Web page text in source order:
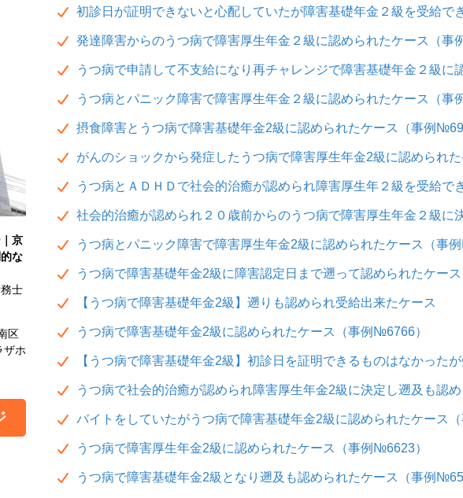
京
な
士
区
ザホ
初診日が証明できないと心配していたが障害基礎年金２級を受給で
発達障害からのうつ病で障害厚生年金２級に認められたケース（事
うつ病で申請して不支給になり再チャレンジで障害基礎年金２級に
うつ病とパニック障害で障害厚生年金２級に認められたケース（事
摂食障害とうつ病で障害基礎年金2級に認められたケース（事例
がんのショックから発症したうつ病で障害厚生年金2級に認められ
うつ病とＡＤＨＤで社会的治癒が認められ障害厚生年２級を受給で
社会的治癒が認められ２０歳前からのうつ病で障害厚生年金２級に
うつ病とパニック障害で障害厚生年金2級に認められたケース（事
うつ病で障害基礎年金2級に障害認定日まで遡って認められたケー
【うつ病で障害基礎年金2級】遡りも認められ受給出来たケース
うつ病で障害基礎年金2級に認められたケース（事例№6766）
【うつ病で障害基礎年金2級】初診日を証明できるものはなかった
うつ病で社会的治癒が認められ障害厚生年金2級に決定し遡及も認
バイトをしていたがうつ病で障害基礎年金2級に認められたケース
うつ病で障害厚生年金2級に認められたケース（事例№6623）
うつ病で障害基礎年金2級となり遡及も認められたケース（事例